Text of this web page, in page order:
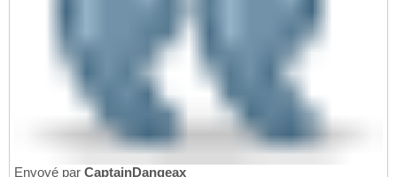
Envoyé par CaptainDangeax